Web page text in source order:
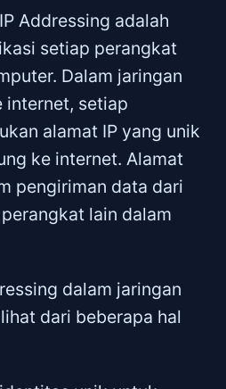
Addressing adalah
setiap perangkat
Dalam jaringan
internet, setiap
alamat IP yang unik
ke internet. Alamat
pengiriman data dari
lain dalam
dalam jaringan
dari beberapa hal